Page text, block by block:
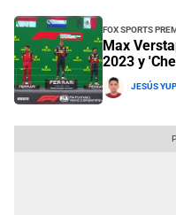
FOX Sports
Max
2023 y
Jesús